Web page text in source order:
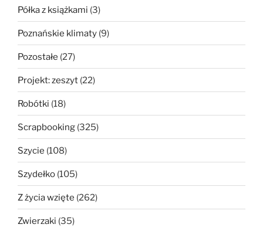
Półka z książkami (3)
Poznańskie klimaty (9)
Pozostałe (27)
Projekt: zeszyt (22)
Robótki (18)
Scrapbooking (325)
Szycie (108)
Szydełko (105)
Z życia wzięte (262)
Zwierzaki (35)